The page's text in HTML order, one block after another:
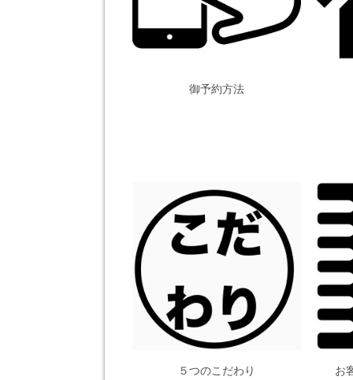
御予約方法
５つのこだわり お